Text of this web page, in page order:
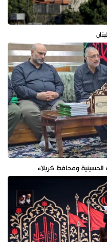
ومحافظ كربلاء